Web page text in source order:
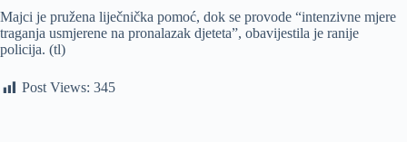
Majci je pružena liječnička pomoć, dok se provode “intenzivne mjere
traganja usmjerene na pronalazak djeteta”, obavijestila je ranije
policija. (tl)
Post Views: 345